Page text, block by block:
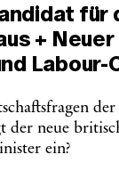
für
+ Neuer
Labour-
der
der neue
ein?